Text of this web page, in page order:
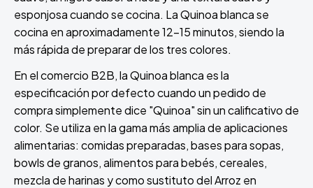
esponjosa cuando se cocina. La Quinoa blanca se
cocina en aproximadamente 12-15 minutos, siendo la
más rápida de preparar de los tres colores.
En el comercio B2B, la Quinoa blanca es la
especificación por defecto cuando un pedido de
compra simplemente dice "Quinoa" sin un calificativo de
color. Se utiliza en la gama más amplia de aplicaciones
alimentarias: comidas preparadas, bases para sopas,
bowls de granos, alimentos para bebés, cereales,
mezcla de harinas y como sustituto del Arroz en